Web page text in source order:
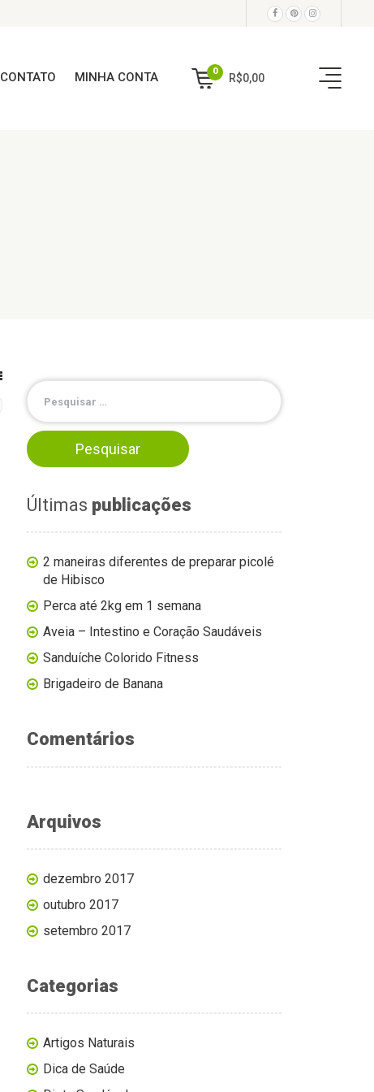
CONTATO MINHA CONTA 0
R$0,00
Últimas publicações
2 maneiras diferentes de preparar picolé
de Hibisco
Perca até 2kg em 1 semana
Aveia – Intestino e Coração Saudáveis
Sanduíche Colorido Fitness
Brigadeiro de Banana
Comentários
Arquivos
dezembro 2017
outubro 2017
setembro 2017
Categorias
Artigos Naturais
Dica de Saúde